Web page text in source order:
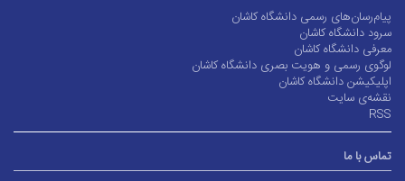
پیام‌رسان‌های رسمی دانشگاه کاشان
سرود دانشگاه کاشان
معرفی دانشگاه کاشان
لوگوی رسمی و هویت بصری دانشگاه کاشان
اپلیکیشن دانشگاه کاشان
نقشه‌ی سایت
RSS
تماس با ما